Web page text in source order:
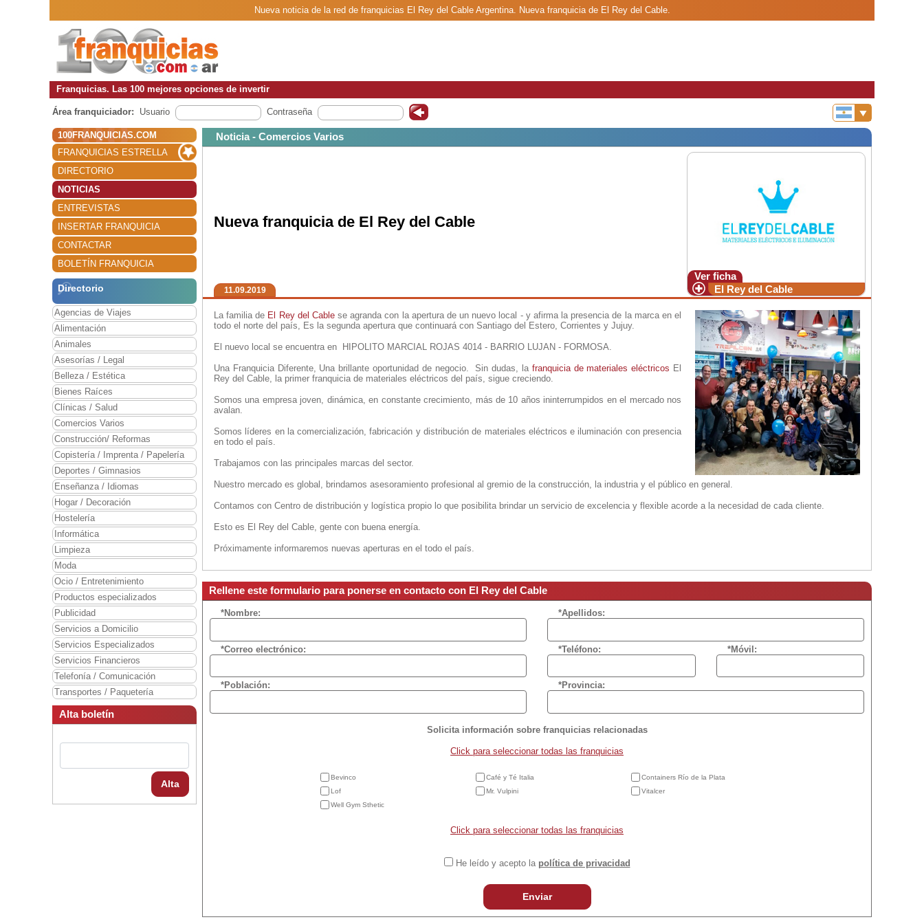
Nueva noticia de la red de franquicias El Rey del Cable Argentina. Nueva franquicia de El Rey del Cable.
Franquicias. Las 100 mejores opciones de invertir
Área franquiciador: Usuario Contraseña
100FRANQUICIAS.COM
FRANQUICIAS ESTRELLA
DIRECTORIO
NOTICIAS
ENTREVISTAS
INSERTAR FRANQUICIA
CONTACTAR
BOLETÍN FRANQUICIA
Directorio
Agencias de Viajes
Alimentación
Animales
Asesorías / Legal
Belleza / Estética
Bienes Raíces
Clínicas / Salud
Comercios Varios
Construcción/ Reformas
Copistería / Imprenta / Papelería
Deportes / Gimnasios
Enseñanza / Idiomas
Hogar / Decoración
Hostelería
Informática
Limpieza
Moda
Ocio / Entretenimiento
Productos especializados
Publicidad
Servicios a Domicilio
Servicios Especializados
Servicios Financieros
Telefonía / Comunicación
Transportes / Paquetería
Alta boletín
Alta
Noticia - Comercios Varios
Ver ficha
El Rey del Cable
Nueva franquicia de El Rey del Cable
11.09.2019
La familia de El Rey del Cablese agranda con la apertura de un nuevo local - y afirma la presencia de la marca en el
todo el norte del país, Es la segunda apertura que continuará con Santiago del Estero, Corrientes y Jujuy.
El nuevo local se encuentra en HIPOLITO MARCIAL ROJAS 4014 - BARRIO LUJAN - FORMOSA.
Una Franquicia Diferente, Una brillante oportunidad de negocio. Sin dudas, la franquicia de materiales eléctricos El
Rey del Cable, la primer franquicia de materiales eléctricos del país, sigue creciendo.
Somos una empresa joven, dinámica, en constante crecimiento, más de 10 años ininterrumpidos en el mercado nos
avalan.
Somos líderes en la comercialización, fabricación y distribución de materiales eléctricos e iluminación con presencia
en todo el país.
Trabajamos con las principales marcas del sector.
Nuestro mercado es global, brindamos asesoramiento profesional al gremio de la construcción, la industria y el público en general.
Contamos con Centro de distribución y logística propio lo que posibilita brindar un servicio de excelencia y flexible acorde a la necesidad de cada cliente.
Esto es El Rey del Cable, gente con buena energía.
Próximamente informaremos nuevas aperturas en el todo el país.
Rellene este formulario para ponerse en contacto con El Rey del Cable
*Nombre: *Apellidos:
*Correo electrónico: *Teléfono: *Móvil:
*Población: *Provincia:
Solicita información sobre franquicias relacionadas
Click para seleccionar todas las franquicias
Bevinco Café y Té Italia
Containers Río de la Plata
Lof
Mr. Vulpini
Vitalcer
Well Gym Sthetic
Click para seleccionar todas las franquicias
He leído y acepto la política de privacidad
Enviar